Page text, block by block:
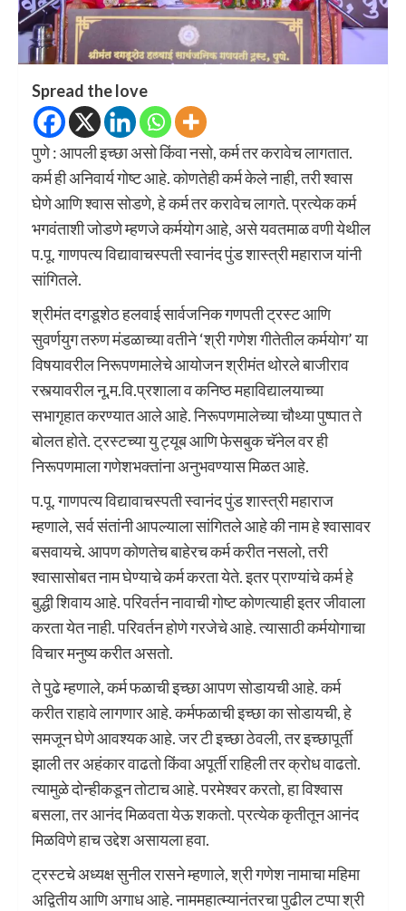
Spread the love
पुणे : आपली इच्छा असो किंवा नसो, कर्म तर करावेच लागतात.
कर्म ही अनिवार्य गोष्ट आहे. कोणतेही कर्म केले नाही, तरी श्वास
घेणे आणि श्वास सोडणे, हे कर्म तर करावेच लागते. प्रत्येक कर्म
भगवंताशी जोडणे म्हणजे कर्मयोग आहे, असे यवतमाळ वणी येथील
प.पू. गाणपत्य विद्यावाचस्पती स्वानंद पुंड शास्त्री महाराज यांनी
सांगितले.
श्रीमंत दगडूशेठ हलवाई सार्वजनिक गणपती ट्रस्ट आणि
सुवर्णयुग तरुण मंडळाच्या वतीने ‘श्री गणेश गीतेतील कर्मयोग’ या
विषयावरील निरूपणमालेचे आयोजन श्रीमंत थोरले बाजीराव
रस्त्यावरील नू.म.वि.प्रशाला व कनिष्ठ महाविद्यालयाच्या
सभागृहात करण्यात आले आहे. निरूपणमालेच्या चौथ्या पुष्पात ते
बोलत होते. ट्रस्टच्या यु ट्यूब आणि फेसबुक चॅनेल वर ही
निरूपणमाला गणेशभक्तांना अनुभवण्यास मिळत आहे.
प.पू. गाणपत्य विद्यावाचस्पती स्वानंद पुंड शास्त्री महाराज
म्हणाले, सर्व संतांनी आपल्याला सांगितले आहे की नाम हे श्वासावर
बसवायचे. आपण कोणतेच बाहेरच कर्म करीत नसलो, तरी
श्वासासोबत नाम घेण्याचे कर्म करता येते. इतर प्राण्यांचे कर्म हे
बुद्धी शिवाय आहे. परिवर्तन नावाची गोष्ट कोणत्याही इतर जीवाला
करता येत नाही. परिवर्तन होणे गरजेचे आहे. त्यासाठी कर्मयोगाचा
विचार मनुष्य करीत असतो.
ते पुढे म्हणाले, कर्म फळाची इच्छा आपण सोडायची आहे. कर्म
करीत राहावे लागणार आहे. कर्मफळाची इच्छा का सोडायची, हे
समजून घेणे आवश्यक आहे. जर टी इच्छा ठेवली, तर इच्छापूर्ती
झाली तर अहंकार वाढतो किंवा अपूर्ती राहिली तर क्रोध वाढतो.
त्यामुळे दोन्हीकडून तोटाच आहे. परमेश्वर करतो, हा विश्वास
बसला, तर आनंद मिळवता येऊ शकतो. प्रत्येक कृतीतून आनंद
मिळविणे हाच उद्देश असायला हवा.
ट्रस्टचे अध्यक्ष सुनील रासने म्हणाले, श्री गणेश नामाचा महिमा
अद्वितीय आणि अगाध आहे. नाममहात्म्यानंतरचा पुढील टप्पा श्री